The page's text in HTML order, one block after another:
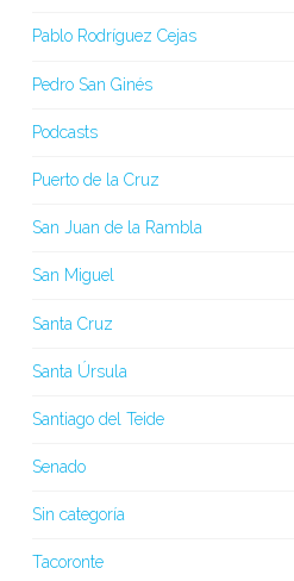
Pablo Rodríguez Cejas
Pedro San Ginés
Podcasts
Puerto de la Cruz
San Juan de la Rambla
San Miguel
Santa Cruz
Santa Úrsula
Santiago del Teide
Senado
Sin categoría
Tacoronte